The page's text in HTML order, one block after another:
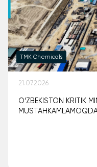
TMK Chemicals
21.07.2026
O‘ZBEKISTON KRITIK